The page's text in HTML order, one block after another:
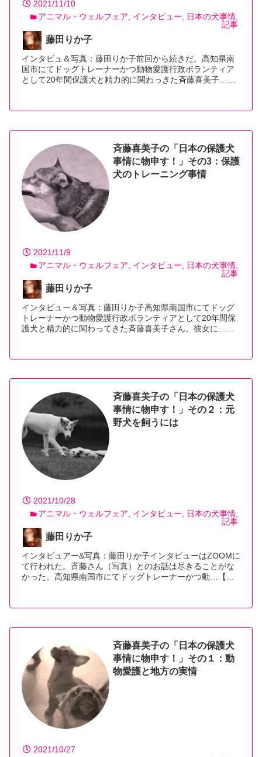
2021/11/10
アニマル・ウェルフェア
インタビュー
日本の犬事情
記事
藤田りか子
インタビュ＆写真：藤田りか子前回から続きだ。高知県南
国市にてドッグトレーナーかつ動物愛護行政ボランティア
として20年間保護犬と精力的に関わっきた斉藤喜美子…
斉藤喜美子の「日本の保護犬
事情に物申す！」その3：保護
犬のトレーニング事情
2021/11/9
アニマル・ウェルフェア
インタビュー
日本の犬事情
記事
藤田りか子
インタビュー＆写真：藤田りか子高知県南国市にてドッグ
トレーナーかつ動物愛護行政ボランティアとして20年間保
護犬と精力的に関わってきた斉藤喜美子さん。彼女に…
斉藤喜美子の「日本の保護犬
事情に物申す！」その２：元
野犬を飼うには
2021/10/28
アニマル・ウェルフェア
インタビュー
日本の犬事情
記事
藤田りか子
インタビュアー&写真：藤田りか子インタビューはZOOMに
て行われた。斉藤さん（写真）とのお話は尽きることがな
かった。高知県南国市にてドッグトレーナーかつ動…【続
斉藤喜美子の「日本の保護犬
事情に物申す！」その１：動
物愛護と地方の実情
2021/10/27